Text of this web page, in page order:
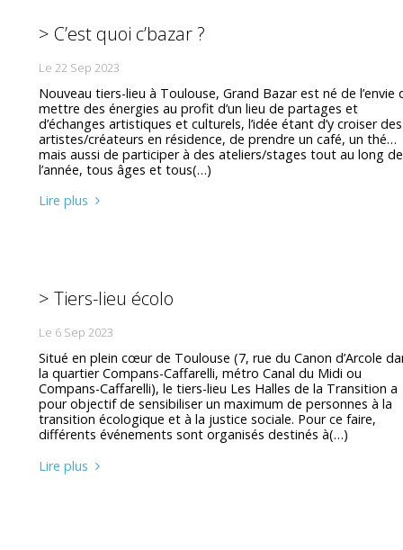
> C’est quoi c’bazar ?
Le 22 Sep 2023
Nouveau tiers-lieu à Toulouse, Grand Bazar est né de l’envie
mettre des énergies au profit d’un lieu de partages et
d’échanges artistiques et culturels, l’idée étant d’y croiser des
artistes/créateurs en résidence, de prendre un café, un thé…
mais aussi de participer à des ateliers/stages tout au long de
l’année, tous âges et tous(…)
Lire plus
> Tiers-lieu écolo
Le 6 Sep 2023
Situé en plein cœur de Toulouse (7, rue du Canon d’Arcole
la quartier Compans-Caffarelli, métro Canal du Midi ou
Compans-Caffarelli), le tiers-lieu Les Halles de la Transition a
pour objectif de sensibiliser un maximum de personnes à la
transition écologique et à la justice sociale. Pour ce faire,
différents événements sont organisés destinés à(…)
Lire plus